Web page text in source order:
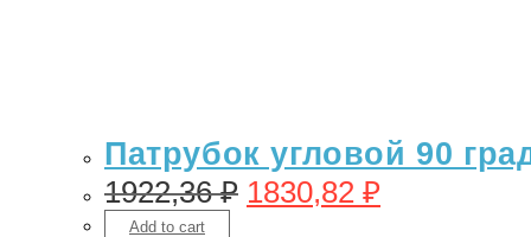
Патрубок угловой 90
1922,36₽ 1830,82 ₽
Add to cart